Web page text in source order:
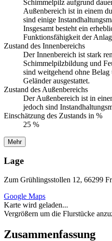
Schimmelpilz aufgrund
Außenbereich ist in einem
sind einige
Insgesamt besteht ein
Funktionsfähigkeit der
Zustand des Innenbereichs
Der Innenbereich ist stark
Schimmelpilzbildung und
sind weitgehend ohne
Geländer ausgestattet.
Zustand des Außenbereichs
Der Außenbereich ist in
jedoch sind
Einschätzung des Zustands in %
25 %
Mehr
Lage
Zum Grühlingsstollen 12, 66299
Google Maps
Karte wird geladen...
Vergrößern um die Flurstücke
Zusammenfassung